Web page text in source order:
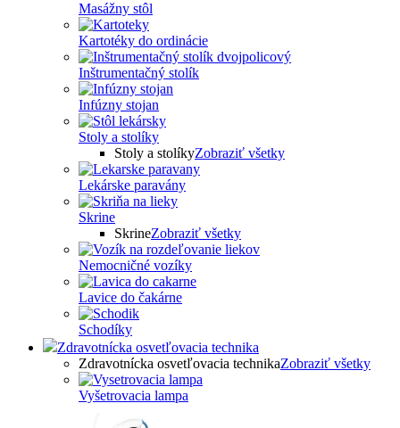
Masážny stôl
Kartotéky do ordinácie
Inštrumentačný stolík
Infúzny stojan
Stoly a stolíky
Stoly a stolíkyZobraziť všetky
Lekárske paravány
Skrine
SkrineZobraziť všetky
Nemocničné vozíky
Lavice do čakárne
Schodíky
Zdravotnícka osvetľovacia technika
Zdravotnícka osvetľovacia technikaZobraziť všetky
Vyšetrovacia lampa